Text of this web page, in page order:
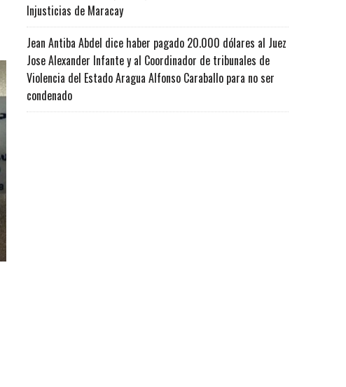
Injusticias de Maracay
Jean Antiba Abdel dice haber pagado 20.000 dólares al Juez
Jose Alexander Infante y al Coordinador de tribunales de
Violencia del Estado Aragua Alfonso Caraballo para no ser
condenado